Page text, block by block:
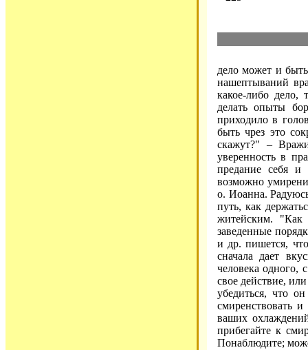
дело может и
нашептываний
какое-либо
делать опыты
приходило в
быть чрез это
скажут?" –
уверенность в
предание себя
возможно
о. Иоанна.
путь, как
житейским. "Как
заведенные
и др. пишется,
сначала дает
человека одного,
свое действие,
убедиться, что
смиренствовать
ваших
прибегайте к
Понаблюдите;